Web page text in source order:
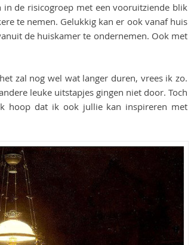
de risicogroep met een vooruitziende blik
te nemen. Gelukkig kan er ook vanaf huis
de huiskamer te ondernemen. Ook met
zal nog wel wat langer duren, vrees ik zo.
leuke uitstapjes gingen niet door. Toch
hoop dat ik ook jullie kan inspireren met